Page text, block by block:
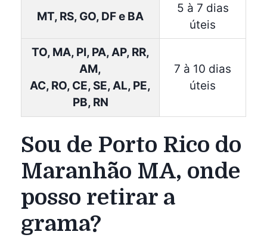
MT, RS, GO, DF e BA
5 à 7 dias
úteis
TO, MA, PI, PA, AP, RR,
AM,
AC, RO, CE, SE, AL, PE,
PB, RN
7 à 10 dias
úteis
Sou de Porto Rico do
Maranhão MA, onde
posso retirar a
grama?